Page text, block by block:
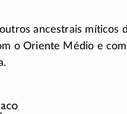
ancestrais míticos
o Oriente Médio e